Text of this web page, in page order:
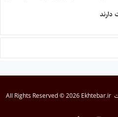
All Rights Reserved © 2026 Ekhtebar.ir